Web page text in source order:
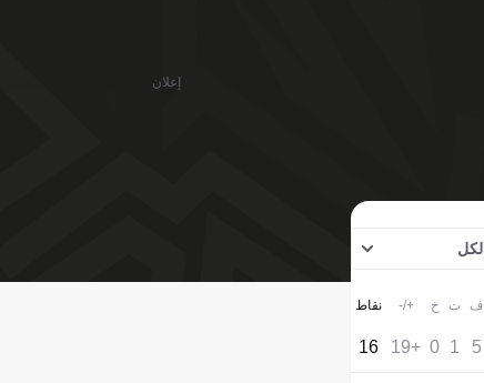
الكل
ف ت خ +/- نقاط
5
1
0
+19
16
إعلان